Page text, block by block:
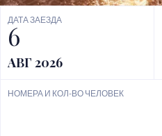
ДАТА ЗАЕЗДА
6
АВГ 2026
НОМЕРА И КОЛ-ВО ЧЕЛОВЕК